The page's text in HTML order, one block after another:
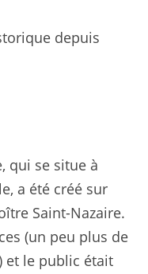
depuis
qui se situe à
a été créé sur
Saint-Nazaire.
(un peu plus de
et le public était